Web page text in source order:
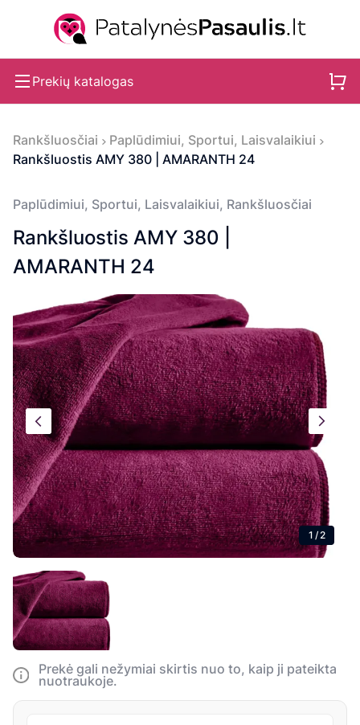
Prekių katalogas
Rankšluosčiai
Paplūdimiui, Sportui, Laisvalaikiui
Rankšluostis AMY 380 | AMARANTH 24
Paplūdimiui, Sportui, Laisvalaikiui, Rankšluosčiai
Rankšluostis AMY 380 |
AMARANTH 24
1 /2
Prekė gali nežymiai skirtis nuo to, kaip ji pateikta
nuotraukoje.